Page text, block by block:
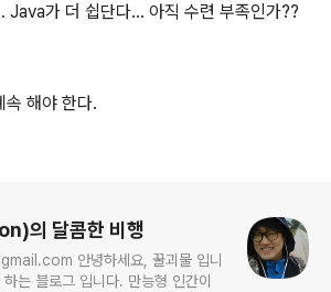
Java가 더 쉽단다... 아직 수련 부족인가??
속 해야 한다.
의 달콤한 비행
안녕하세요, 꿀괴물 입니
는 블로그 입니다. 만능형 인간이